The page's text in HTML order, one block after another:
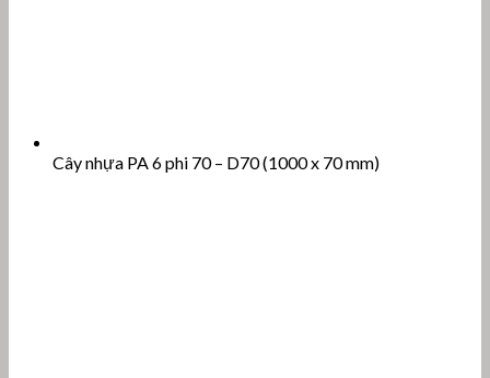
Cây nhựa PA 6 phi 70 – D70 (1000 x 70 mm)